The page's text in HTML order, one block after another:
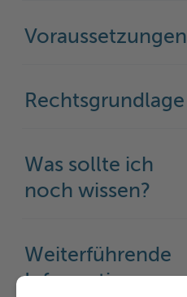
Voraussetzungen
Rechtsgrundlage
Was sollte ich
noch wissen?
Weiterführende
Informationen